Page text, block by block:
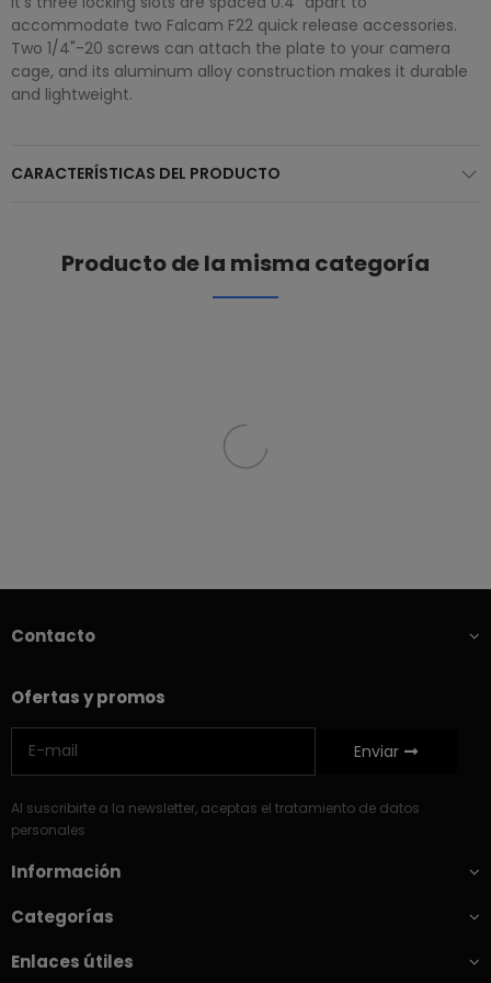
accommodate two Falcam F22 quick release accessories.
Two 1/4"-20 screws can attach the plate to your camera
cage, and its aluminum alloy construction makes it durable
and lightweight.
CARACTERÍSTICAS DEL PRODUCTO
Producto de la misma categoría
Contacto
Ofertas y promos
Enviar
Al suscribirte a la newsletter, aceptas el tratamiento de datos
personales
Información
Categorías
Enlaces útiles